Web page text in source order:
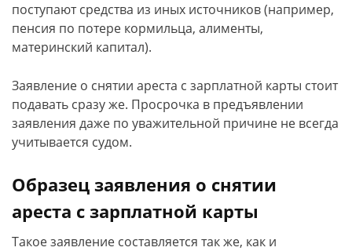
поступают средства из иных источников (например,
пенсия по потере кормильца, алименты,
материнский капитал).
Заявление о снятии ареста с зарплатной карты стоит
подавать сразу же. Просрочка в предъявлении
заявления даже по уважительной причине не всегда
учитывается судом.
Образец заявления о снятии
ареста с зарплатной карты
Такое заявление составляется так же, как и